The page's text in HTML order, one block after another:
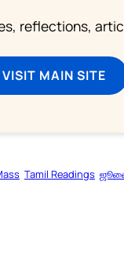
reflections,
VISIT MAIN SITE
Tamil Readings